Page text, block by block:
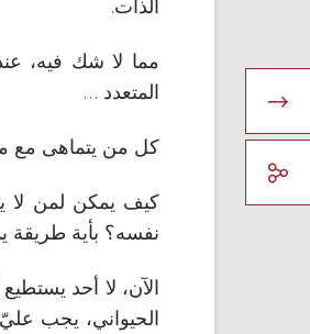
الذات.
مما لا شك فيه،
المتعدد …
كل من يتماهى مع
كيف يمكن لمن لا
نفسه؟ بأية
الآن، لا أحد
الحيواني، يجب عليّ